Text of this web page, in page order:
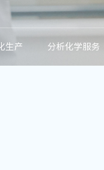
生产 分析化学服务